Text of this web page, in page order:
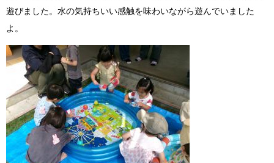
遊びました。水の気持ちいい感触を味わいながら遊んでいました
よ。